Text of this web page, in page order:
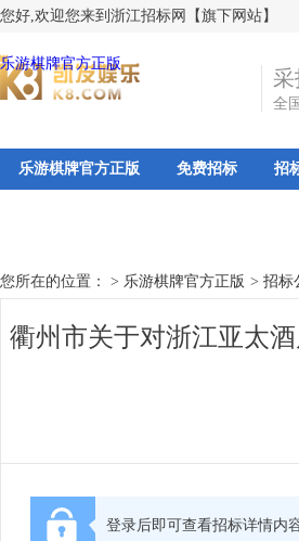
您好,欢迎您来到浙江招标网【旗下网站】
乐游棋牌官方正版
全
乐游棋牌官方正版 免费招标 招
您所在的位置： > 乐游棋牌官方正版 > 招标
衢州市关于对浙江亚太
登录后即可查看招标详情内